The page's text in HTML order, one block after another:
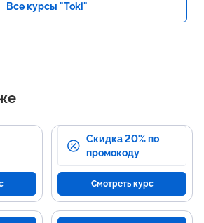
Все курсы "Toki"
Скидка 20% по
промокоду
Смотреть курс